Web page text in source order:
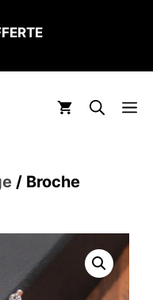
/ Broche